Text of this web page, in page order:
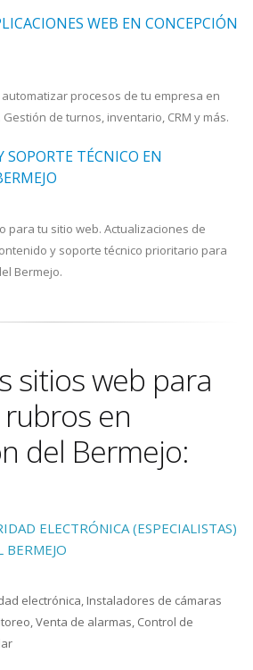
WEB EN CONCEPCIÓN
procesos de tu empresa en
de turnos, inventario, CRM y más.
TÉCNICO EN
para tu sitio web. Actualizaciones de
y soporte técnico prioritario para
Bermejo.
sitios web para
en
del Bermejo:
ELECTRÓNICA (ESPECIALISTAS)
BERMEJO
electrónica, Instaladores de cámaras
Venta de alarmas, Control de